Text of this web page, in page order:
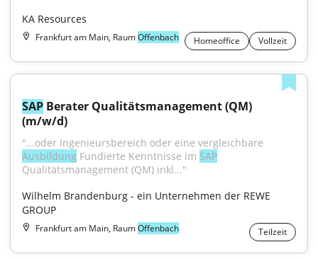
KA Resources
Frankfurt am Main, RaumOffenbach Homeoffice Vollzeit
SAP Berater Qualitätsmanagement (QM)
(m/w/d)
Ausbildung Fundierte Kenntnisse im SAP
Qualitätsmanagement (QM) inkl..."
Wilhelm Brandenburg - ein Unternehmen der REWE
GROUP
Frankfurt am Main, RaumOffenbach Teilzeit